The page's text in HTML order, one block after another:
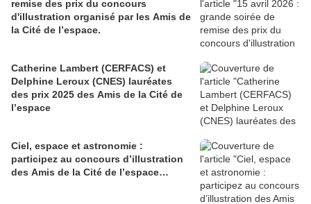
remise des prix du concours
d'illustration organisé par les Amis de
la Cité de l’espace.
Catherine Lambert (CERFACS) et
Delphine Leroux (CNES) lauréates
des prix 2025 des Amis de la Cité de
l’espace
Ciel, espace et astronomie :
participez au concours d’illustration
des Amis de la Cité de l’espace…